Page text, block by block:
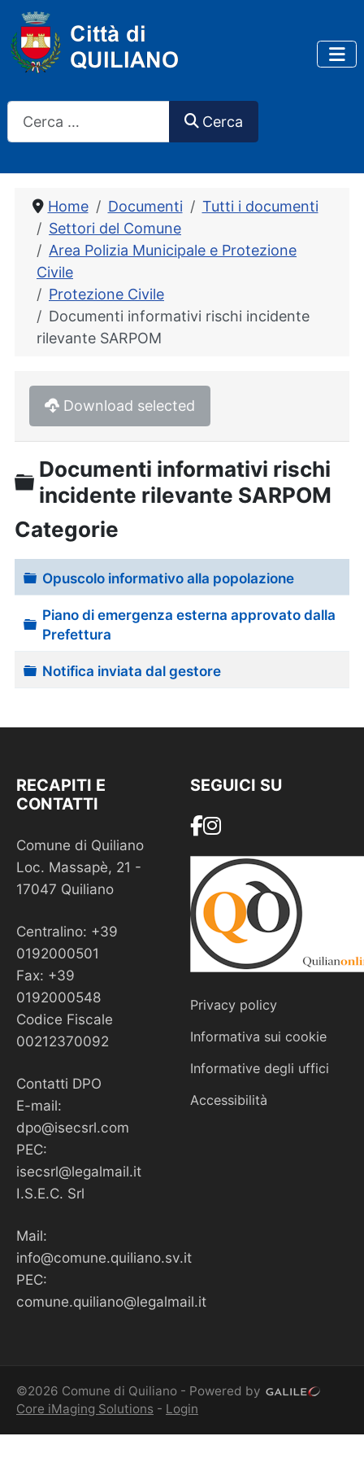
Cerca
Home Documenti
Tutti i documenti
Settori del Comune
Area Polizia Municipale e Protezione
Civile
Protezione Civile
Documenti informativi rischi incidente
rilevante SARPOM
Download selected
Cartella
Documenti informativi rischi
incidente rilevante SARPOM
Categorie
Cartella
Opuscolo informativo alla popolazione
Cartella
Piano di emergenza esterna approvato dalla
Prefettura
Cartella
Notifica inviata dal gestore
RECAPITI E
CONTATTI
Comune di Quiliano
Loc. Massapè, 21 -
17047 Quiliano
Centralino: +39
0192000501
Fax: +39
0192000548
Codice Fiscale
00212370092
Contatti DPO
E-mail:
dpo@isecsrl.com
PEC:
isecsrl@legalmail.it
I.S.E.C. Srl
Mail:
info@comune.quiliano.sv.it
PEC:
comune.quiliano@legalmail.it
SEGUICI SU
Privacy policy
Informativa sui cookie
Informative degli uffici
Accessibilità
©2026 Comune di Quiliano - Powered by
Core iMaging Solutions - Login